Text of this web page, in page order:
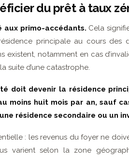
du prêt à taux
aux primo-accédants. Cela
principale au cours des
existent, notamment en cas
suite d’une catastrophe.
doit devenir la résidence
moins huit mois par an, sauf
résidence secondaire ou un
: les revenus du foyer ne
varient selon la zone